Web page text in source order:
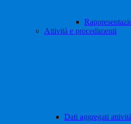
Attività e procedimenti
Dati aggregati